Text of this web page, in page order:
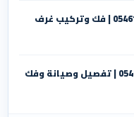
نجار الفيحاء بمكة 0546138860⁩ | فك وتركيب غرف
نجار مكة العوالي 0546138860⁩ | تفصيل وصيانة وفك